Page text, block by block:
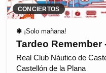
CONCIERTOS
✱ ¡Solo mañana!
Tardeo Remember
Real Club Náutico de
Castellón de la Plana